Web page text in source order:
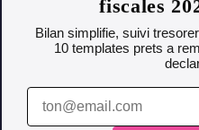
fiscales
Bilan simplifie, suivi
10 templates prets a